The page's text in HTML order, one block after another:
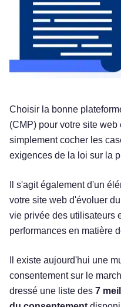
Choisir la bonne
(CMP) pour votre site
simplement cocher les
exigences de la loi sur la
Il s'agit également d'un
votre site web d'évoluer
vie privée des utilisateurs
performances en matière
Il existe aujourd'hui une
consentement sur le
dressé une liste des 7